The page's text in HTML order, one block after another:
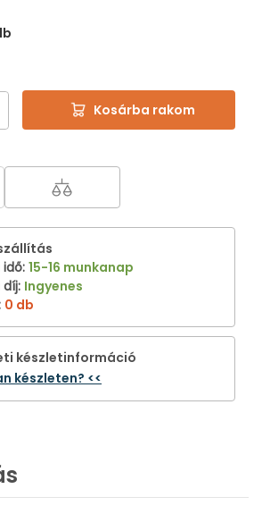
Kosárba rakom
idő: 15-16 munkanap
díj: Ingyenes
0 db
készletinformáció
készleten? <<